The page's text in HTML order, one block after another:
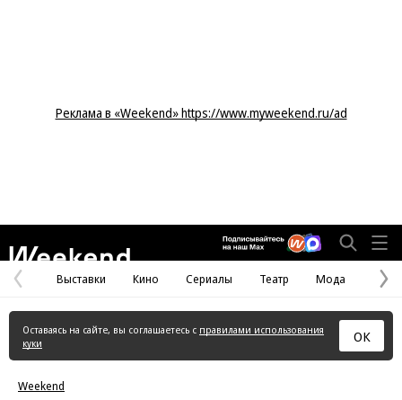
Реклама в «Weekend» https://www.myweekend.ru/ad
Предыдущая
страница
Выставки Кино Сериалы Театр Мода
Оставаясь на сайте, вы соглашаетесь с правилами использования
куки
ОК
Weekend